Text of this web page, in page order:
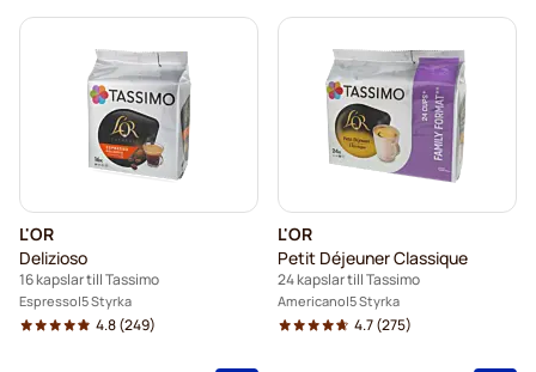
L'OR
Delizioso
16 kapslar till Tassimo
Espresso 5 Styrka
4.8(249)
L'OR
Petit Déjeuner Classique
24 kapslar till Tassimo
Americano 5 Styrka
4.7(275)